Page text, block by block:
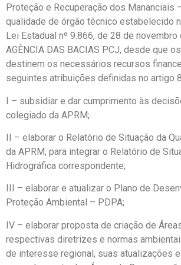
Proteção e Recuperação dos Mananciais
qualidade de órgão técnico estabelecido
Lei Estadual nº 9.866, de 28 de novembro
AGÊNCIA DAS BACIAS PCJ, desde que
destinem os necessários recursos
seguintes atribuições definidas no artigo
I – subsidiar e dar cumprimento às
colegiado da APRM;
II – elaborar o Relatório de Situação da
da APRM, para integrar o Relatório de
Hidrográfica correspondente;
III – elaborar e atualizar o Plano de
Proteção Ambiental – PDPA;
IV – elaborar proposta de criação de
respectivas diretrizes e normas
de interesse regional, suas atualizações